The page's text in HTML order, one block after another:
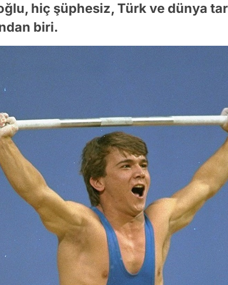
hiç şüphesiz, Türk ve dünya
biri.